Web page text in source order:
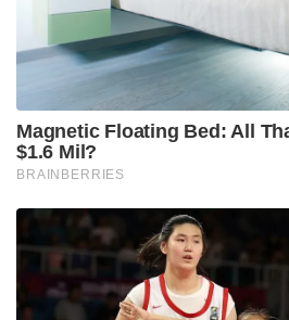
ഉറപ്പാക്കുന്നതിനും ഇരു
പ്രവർത്തിക്കും. കൂടാതെ
ഗ്രീൻ ഹൈഡ്രജൻ എന്നീ
സാങ്കേതിക മികവും
പ്രയോജനപ്പെടുത്തും.
ചർച്ചകൾക്കൊപ്പം തന്നെ ഇരു
സന്ദർശനത്തിൽ
പ്രധാനമന്ത്രി മോദിക്ക്
അത്താഴവിരുന്ന്
നേതാക്കളും